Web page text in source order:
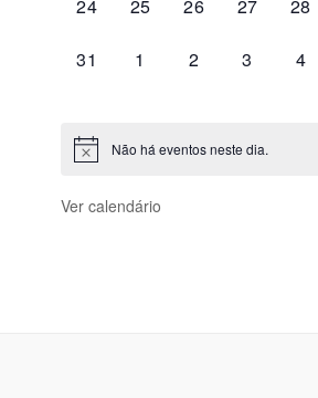
24 25 26 27 28
0
31
0
1
0
2
0
3
0
4
Não há eventos neste dia.
Ver calendário